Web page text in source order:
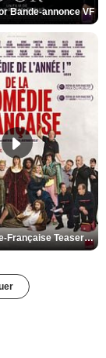
Bande-annonce VF
De la Comédie-Française Teaser VF